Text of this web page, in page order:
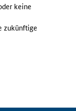
keine
zukünftige